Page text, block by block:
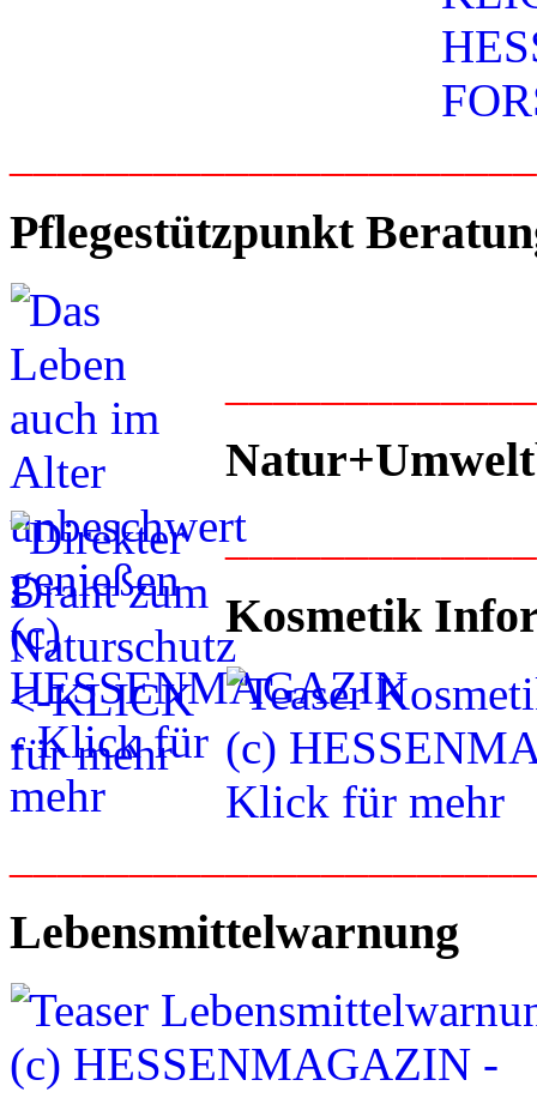
Pflegestützpunkt
Kosmetik
Lebensmittelwarnung